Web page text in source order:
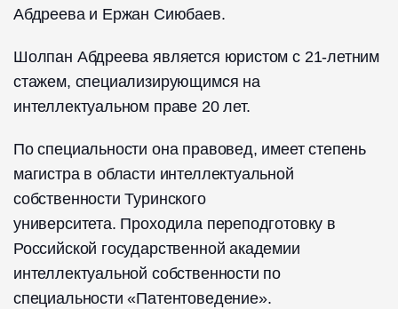
Абдреева и Ержан Сиюбаев.
Шолпан Абдреева является юристом с 21-летним
стажем, специализирующимся на
интеллектуальном праве 20 лет.
По специальности она правовед, имеет степень
магистра в области интеллектуальной
собственности Туринского
университета. Проходила переподготовку в
Российской государственной академии
интеллектуальной собственности по
специальности «Патентоведение».